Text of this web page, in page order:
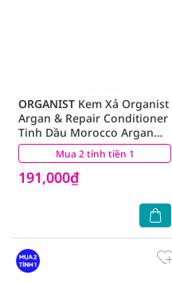
Mua 2 tính tiền 1
ORGANIST Kem Xả Organist
Argan & Repair Conditioner
Tinh Dầu Morocco Argan
Dành Cho Tóc Hư Tổn 500ml
191,000₫
(5)